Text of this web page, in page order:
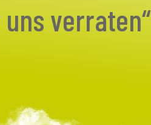
uns verraten“